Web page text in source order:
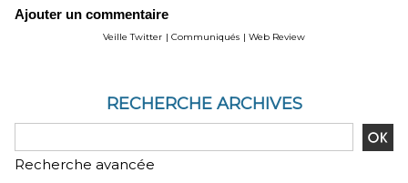
Geography - Global
Forecast and Analysis to
Zhang
Ajouter un commentaire
Veille Twitter | Communiqués | Web Review
RECHERCHE ARCHIVES
Recherche avancée